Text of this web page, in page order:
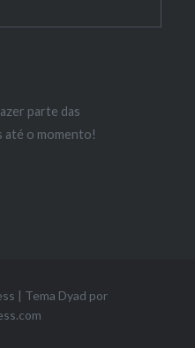
parte das
até o momento!
| Tema Dyad por